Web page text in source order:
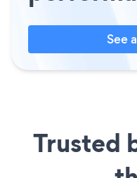
See
Trusted